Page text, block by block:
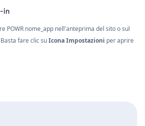
in
POWR nome_app nell'anteprima del sito o sul
fare clic suIcona Impostazioni per aprire